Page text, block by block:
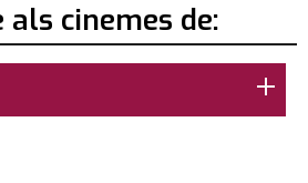
als cinemes de: